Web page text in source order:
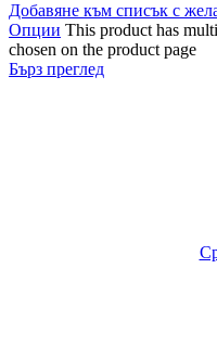
Добавяне към списък с
Опции This product has
chosen on the product page
Бърз преглед